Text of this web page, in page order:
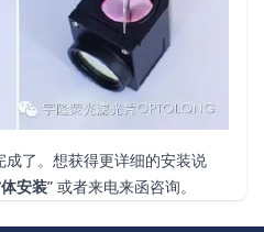
了。想获得更详细的安装说
安装” 或者来电来函咨询。